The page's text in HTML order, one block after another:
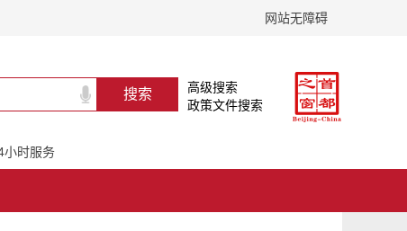
网站无障碍
高级搜索
政策文件搜索
小时服务